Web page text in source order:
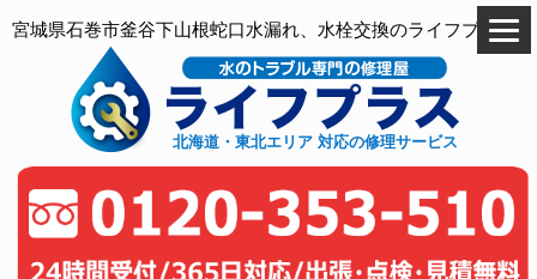
宮城県石巻市釜谷下山根蛇口水漏れ、水栓交換のライフプラス
北海道・東北エリア 対応の修理サービス